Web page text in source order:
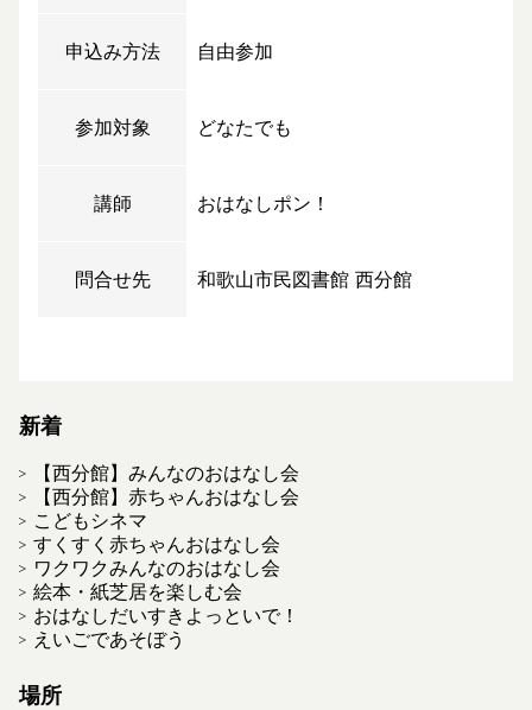
申込み方法 自由参加
参加対象 どなたでも
講師 おはなしポン！
問合せ先 和歌山市民図書館 西分館
新着
【西分館】みんなのおはなし会
【西分館】赤ちゃんおはなし会
こどもシネマ
すくすく赤ちゃんおはなし会
ワクワクみんなのおはなし会
絵本・紙芝居を楽しむ会
おはなしだいすきよっといで！
えいごであそぼう
場所